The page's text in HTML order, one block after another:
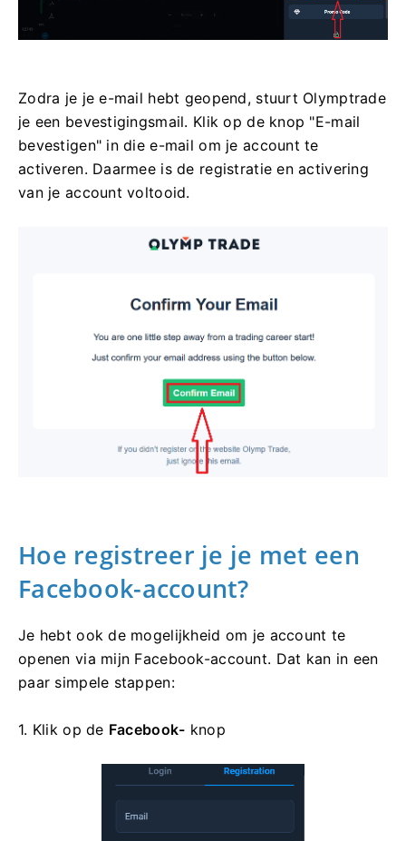
Zodra je je e-mail hebt geopend, stuurt Olymptrade
je een bevestigingsmail. Klik op de knop "E-mail
bevestigen" in die e-mail om je account te
activeren. Daarmee is de registratie en activering
van je account voltooid.
Hoe registreer je je met een
Facebook-account?
Je hebt ook de mogelijkheid om je account te
openen via mijn Facebook-account. Dat kan in een
paar simpele stappen:
1. Klik op de Facebook- knop